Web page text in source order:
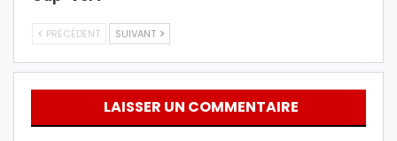
PRÉCÉDENT SUIVANT
LAISSER UN COMMENTAIRE